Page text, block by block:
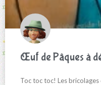
Œuf de Pâques à
Toc toc toc! Les